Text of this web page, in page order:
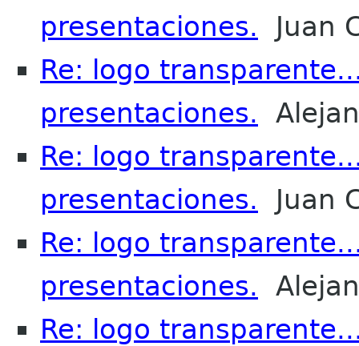
presentaciones. Juan
Re: logo
presentaciones.
Re: logo
presentaciones. Juan
Re: logo
presentaciones.
Re: logo